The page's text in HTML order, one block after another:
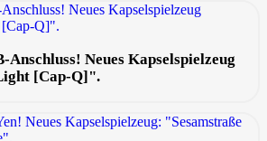
Anschluss! Neues Kapselspielzeug
[Cap-Q]".